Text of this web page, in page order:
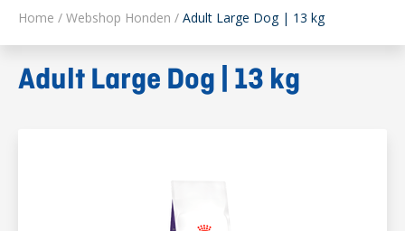
Home / Webshop Honden / Adult Large Dog | 13 kg
Adult Large Dog | 13 kg